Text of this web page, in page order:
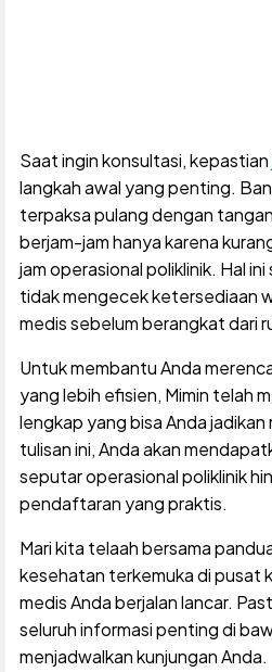
Saat ingin konsultasi, kepastian
langkah awal yang penting.
terpaksa pulang dengan
berjam-jam hanya karena
jam operasional poliklinik. Hal
tidak mengecek ketersediaan
medis sebelum berangkat dari
Untuk membantu Anda
yang lebih efisien, Mimin telah
lengkap yang bisa Anda
tulisan ini, Anda akan
seputar operasional poliklinik
pendaftaran yang praktis.
Mari kita telaah bersama
kesehatan terkemuka di pusat
medis Anda berjalan lancar.
seluruh informasi penting di
menjadwalkan kunjungan Anda.